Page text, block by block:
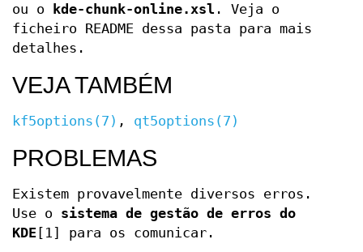
ou o
kde-chunk-online.xsl . Veja o
ficheiro README dessa pasta para mais
detalhes.
VEJA TAMBÉM
kf5options(7) , qt5options(7)
PROBLEMAS
Existem provavelmente diversos erros.
Use o sistema de gestão de erros do
KDE [1] para os comunicar.